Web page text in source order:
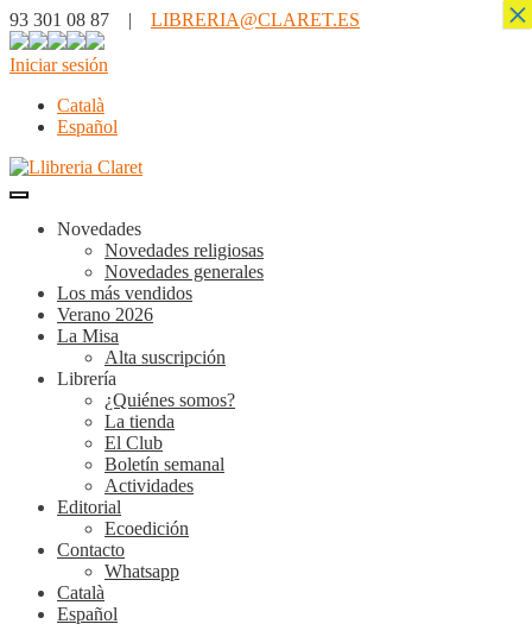
93 301 08 87 | LIBRERIA@CLARET.ES
Iniciar sesión
Català
Español
Novedades
Novedades religiosas
Novedades generales
Los más vendidos
Verano 2026
La Misa
Alta suscripción
Librería
¿Quiénes somos?
La tienda
El Club
Boletín semanal
Actividades
Editorial
Ecoedición
Contacto
Whatsapp
Català
Español
×